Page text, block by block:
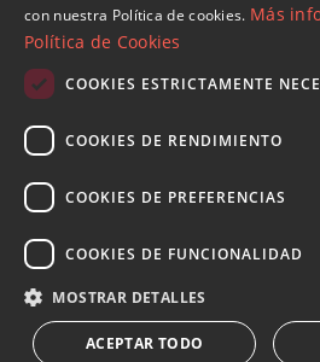
Suscribase a nuestro
Reciba novedades sobre
estilo de vida de Marbella
Acepto el
Le informamos que los datos
este formulario...Expandir
con nuestra Política de cookies. Más
Política de Cookies
COOKIES ESTRICTAMENTE
COOKIES DE RENDIMIENTO
COOKIES DE PREFERENCIAS
COOKIES DE FUNCIONALIDAD
MOSTRAR DETALLES
ACEPTAR TODO